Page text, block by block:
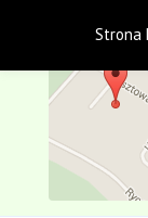
Koło wStrona